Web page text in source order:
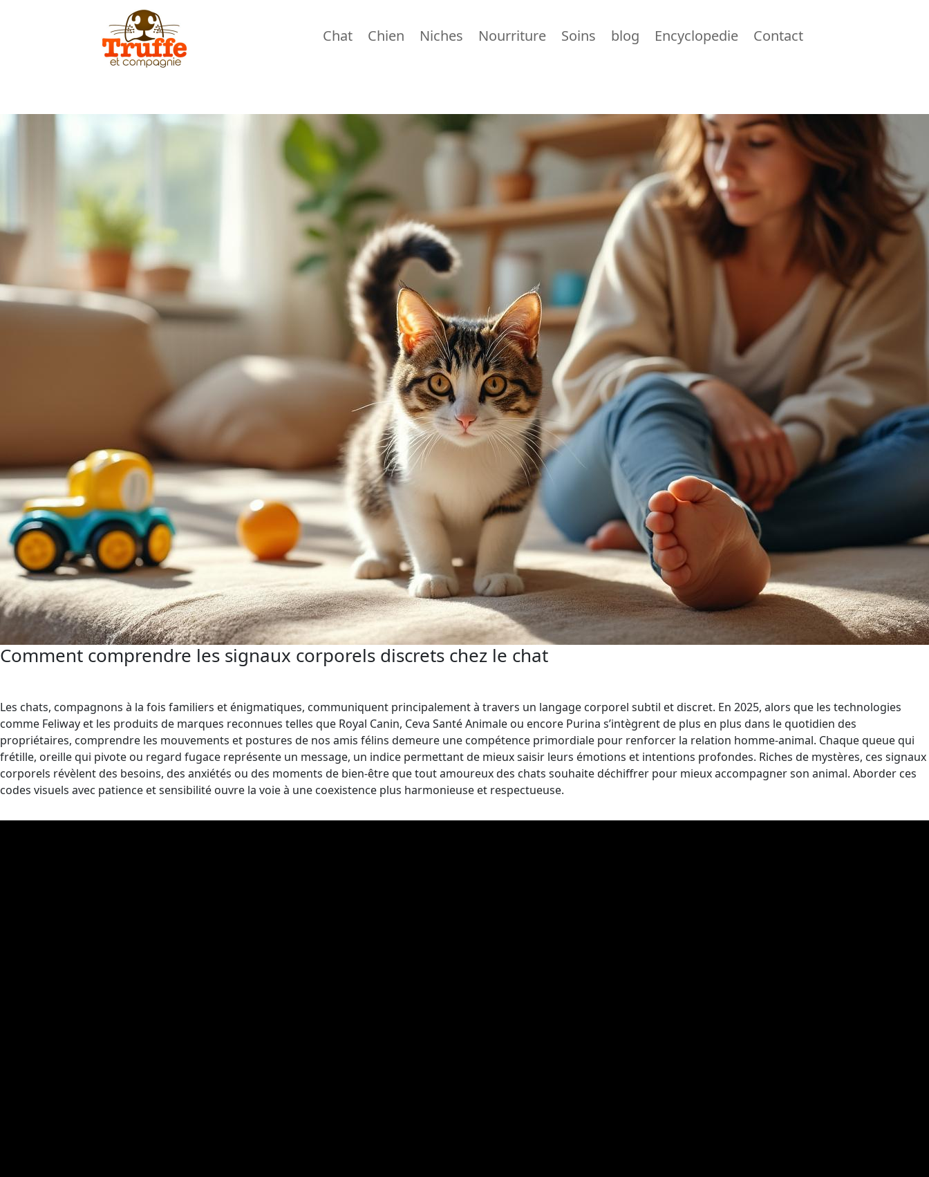
Chat Chien Niches Nourriture Soins blog Encyclopedie Contact
Comment comprendre les signaux corporels discrets chez le chat
Les chats, compagnons à la fois familiers et énigmatiques, communiquent principalement à travers un langage corporel subtil et discret. En 2025, alors que les technologies
comme Feliway et les produits de marques reconnues telles que Royal Canin, Ceva Santé Animale ou encore Purina s’intègrent de plus en plus dans le quotidien des
propriétaires, comprendre les mouvements et postures de nos amis félins demeure une compétence primordiale pour renforcer la relation homme-animal. Chaque queue qui
frétille, oreille qui pivote ou regard fugace représente un message, un indice permettant de mieux saisir leurs émotions et intentions profondes. Riches de mystères, ces signaux
corporels révèlent des besoins, des anxiétés ou des moments de bien-être que tout amoureux des chats souhaite déchiffrer pour mieux accompagner son animal. Aborder ces
codes visuels avec patience et sensibilité ouvre la voie à une coexistence plus harmonieuse et respectueuse.